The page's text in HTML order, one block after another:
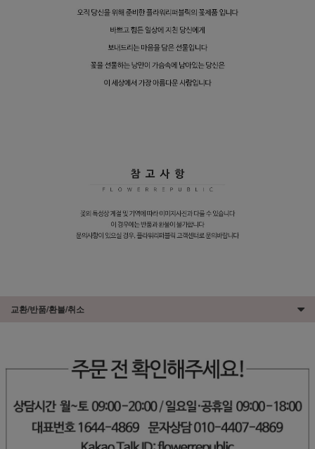
교환/반품/환불/취소